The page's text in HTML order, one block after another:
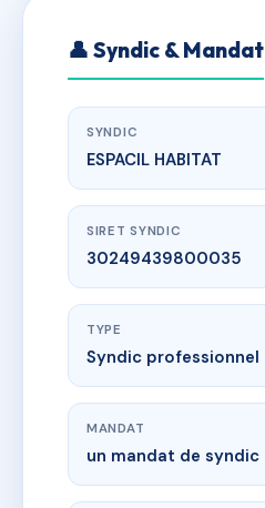
👤 Syndic & Mandat
SYNDIC
ESPACIL HABITAT
SIRET SYNDIC
30249439800035
TYPE
Syndic professionnel
MANDAT
un mandat de syndic